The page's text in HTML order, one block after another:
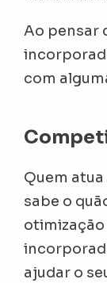
Ao pensar
com
Quem
sabe o
otimização
ajudar o